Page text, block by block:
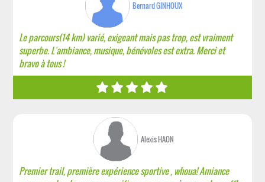
Bernard GINHOUX
Le parcours(14 km) varié, exigeant mais pas trop, est vraiment
superbe. L'ambiance, musique, bénévoles est extra. Merci et
bravo à tous !
Alexis HAON
Premier trail, première expérience sportive , whoua! Amiance